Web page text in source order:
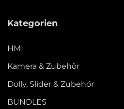
Kategorien
HMI
Kamera & Zubehör
Dolly, Slider & Zubehör
BUNDLES